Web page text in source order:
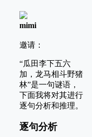
mimi
邀请：
“瓜田李下五六
加，龙马相斗野猪
林”是一句谜语，
下面我将对其进行
逐句分析和推理。
逐句分析